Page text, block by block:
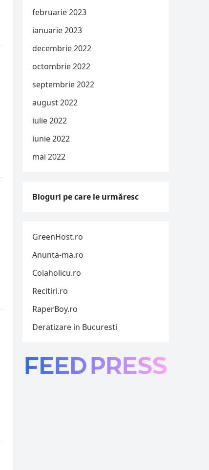
februarie 2023
ianuarie 2023
decembrie 2022
octombrie 2022
septembrie 2022
august 2022
iulie 2022
iunie 2022
mai 2022
Bloguri pe care le urmăresc
GreenHost.ro
Anunta-ma.ro
Colaholicu.ro
Recitiri.ro
RaperBoy.ro
Deratizare in Bucuresti